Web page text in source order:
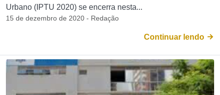
Urbano (IPTU 2020) se encerra nesta...
15 de dezembro de 2020 - Redação
Continuar lendo